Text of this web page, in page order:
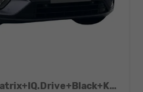
R-Line 115PS GV5+Matrix+IQ.Drive+Black+Keyless+Alu18+Cam+Sitzhz+Climatronic